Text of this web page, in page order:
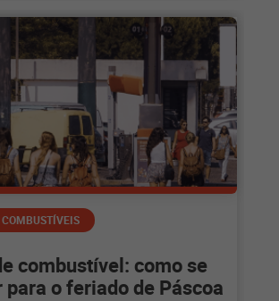
COMBUSTÍVEIS
combustível: como se
para o feriado de Páscoa